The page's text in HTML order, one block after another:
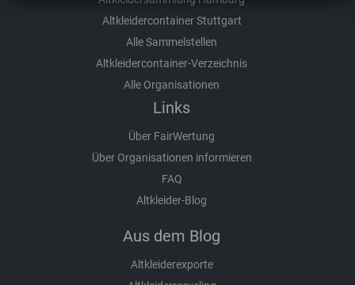
Altkleidercontainer Stuttgart
Alle Sammelstellen
Altkleidercontainer-Verzeichnis
Alle Organisationen
Links
Über FairWertung
Über Organisationen informieren
FAQ
Altkleider-Blog
Aus dem Blog
Altkleiderexporte